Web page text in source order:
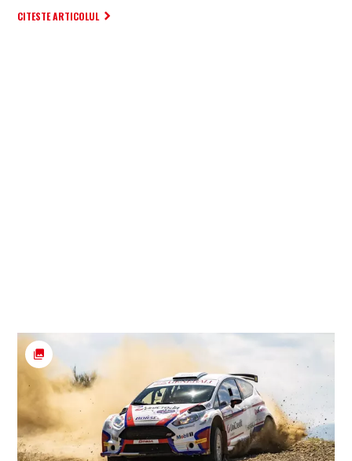
CITESTE ARTICOLUL